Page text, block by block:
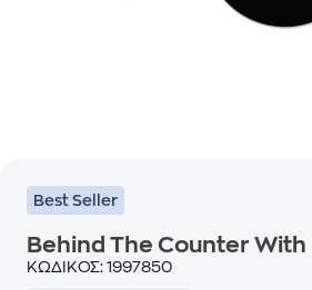
Best Seller
Behind The Counter With
ΚΩΔΙΚΟΣ: 1997850